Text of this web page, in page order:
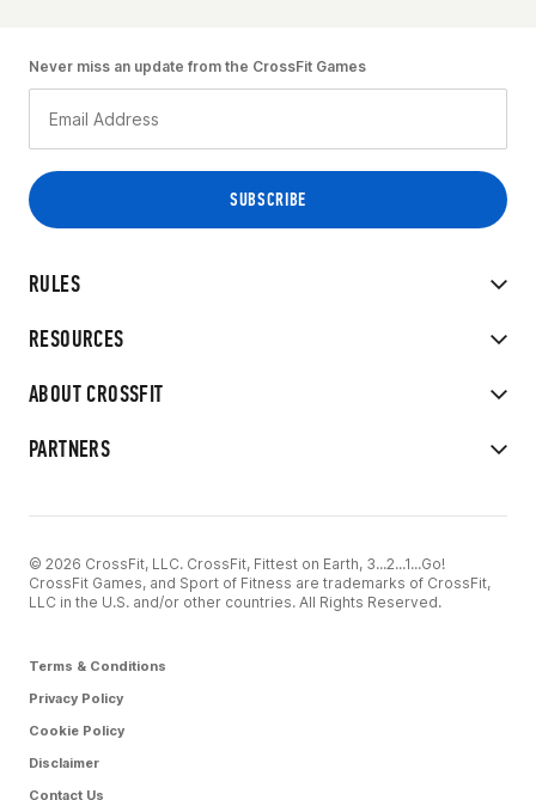
RULES
RESOURCES
ABOUT CROSSFIT
PARTNERS
Never miss an update from the CrossFit Games
© 2026 CrossFit, LLC. CrossFit, Fittest on Earth, 3...2...1...Go!
CrossFit Games, and Sport of Fitness are trademarks of CrossFit,
LLC in the U.S. and/or other countries. All Rights Reserved.
Terms & Conditions
Privacy Policy
Cookie Policy
Disclaimer
Contact Us